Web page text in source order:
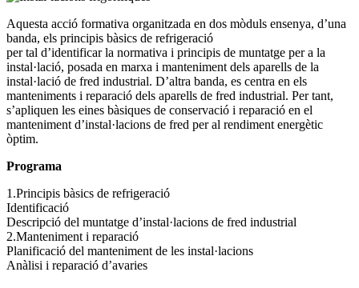
Aquesta acció formativa organitzada en dos mòduls ensenya, d’una
banda, els principis bàsics de refrigeració
per tal d’identificar la normativa i principis de muntatge per a la
instal·lació, posada en marxa i manteniment dels aparells de la
instal·lació de fred industrial. D’altra banda, es centra en els
manteniments i reparació dels aparells de fred industrial. Per tant,
s’apliquen les eines bàsiques de conservació i reparació en el
manteniment d’instal·lacions de fred per al rendiment energètic
òptim.
Programa
1.Principis bàsics de refrigeració
Identificació
Descripció del muntatge d’instal·lacions de fred industrial
2.Manteniment i reparació
Planificació del manteniment de les instal·lacions
Anàlisi i reparació d’avaries